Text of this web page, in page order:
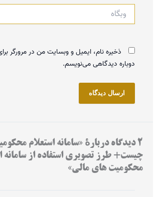
وبگاه
ذخیره نام، ایمیل و وبسایت من در مرورگر
دوباره دیدگاهی می‌نویسم.
2 دیدگاه دربارهٔ «سامانه استعلام
چیست+ طرز تصویری استفاده از سامانه
محکومیت های مالی»